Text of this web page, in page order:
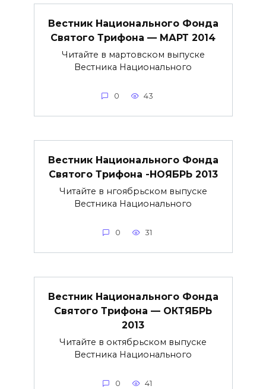
Вестник Национального Фонда
Святого Трифона — МАРТ 2014
Читайте в мартовском выпуске
Вестника Национального
0 43
Вестник Национального Фонда
Святого Трифона -НОЯБРЬ 2013
Читайте в нгоябрьском выпуске
Вестника Национального
0 31
Вестник Национального Фонда
Святого Трифона — ОКТЯБРЬ
2013
Читайте в октябрьском выпуске
Вестника Национального
0 41